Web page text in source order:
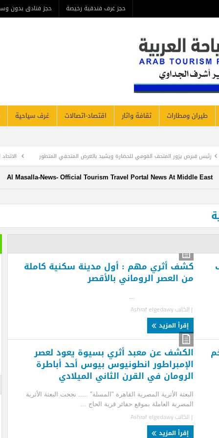
حجز غرف فندقية رخيصة حجز فنادق بدون وسيط من
ثقافة واثار اقتصاد-اتصالات غرف سياحية فنادق نيوز
للحضارة ويشيد بالعرض المتحفي المتطور الاتحاد الدولي للنقل الجوي ”
Al Masalla-News- Official Tourism Travel Portal News At
أثري مهم : أول مدينة سكنية كاملة
من العصر الروماني بالأقصر
Ashraf elgedawy
عن معبد أثري بسيوة يعود لعصر
الإمبراطور انطونيوس بيوس أحد أباطرة
الرومان في القرن الثاني الميلادي
الأثرية المصرية القاهرة "المسلة" ..... نجحت البعثة الأثرية
العاملة بموقع حفائر قرية الحاج ...
Ashraf elgedawy
خير
بعد ان
تمضي
تغيير
أيضا
لم